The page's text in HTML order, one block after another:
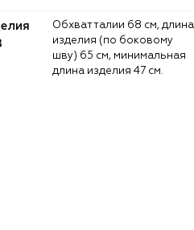
Обхват талии 68 см, длина
изделия (по боковому
шву) 65 см, минимальная
длина изделия 47 см.